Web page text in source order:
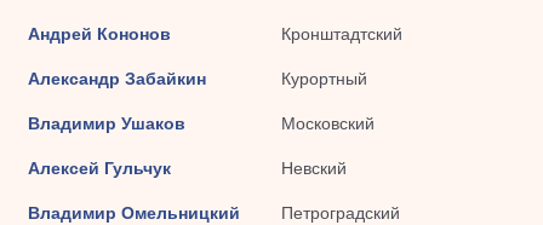
Андрей Кононов Кронштадтский
Александр Забайкин Курортный
Владимир Ушаков Московский
Алексей Гульчук Невский
Владимир Омельницкий Петроградский